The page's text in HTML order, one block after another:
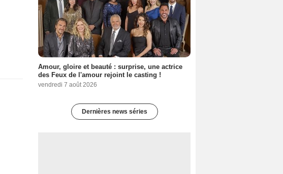
Amour, gloire et beauté : surprise, une actrice
des Feux de l'amour rejoint le casting !
vendredi 7 août 2026
Dernières news séries